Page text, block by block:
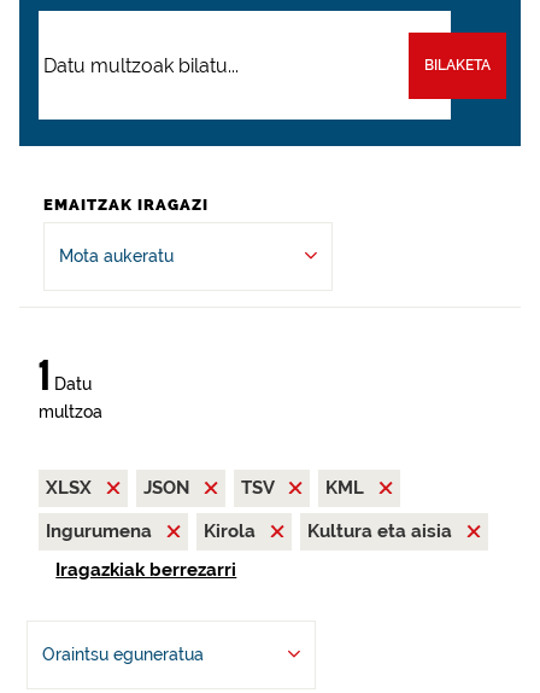
BILAKETA
EMAITZAK IRAGAZI
Mota aukeratu
1 Datu
multzoa
XLSX JSON TSV
KML
Ingurumena
Kirola
Kultura eta aisia
Iragazkiak berrezarri
Oraintsu eguneratua